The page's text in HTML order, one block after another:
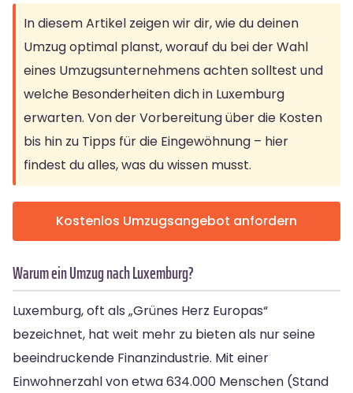
In diesem Artikel zeigen wir dir, wie du deinen
Umzug optimal planst, worauf du bei der Wahl
eines Umzugsunternehmens achten solltest und
welche Besonderheiten dich in Luxemburg
erwarten. Von der Vorbereitung über die Kosten
bis hin zu Tipps für die Eingewöhnung – hier
findest du alles, was du wissen musst.
Kostenlos Umzugsangebot anfordern
Warum ein Umzug nach Luxemburg?
Luxemburg, oft als „Grünes Herz Europas“
bezeichnet, hat weit mehr zu bieten als nur seine
beeindruckende Finanzindustrie. Mit einer
Einwohnerzahl von etwa 634.000 Menschen (Stand